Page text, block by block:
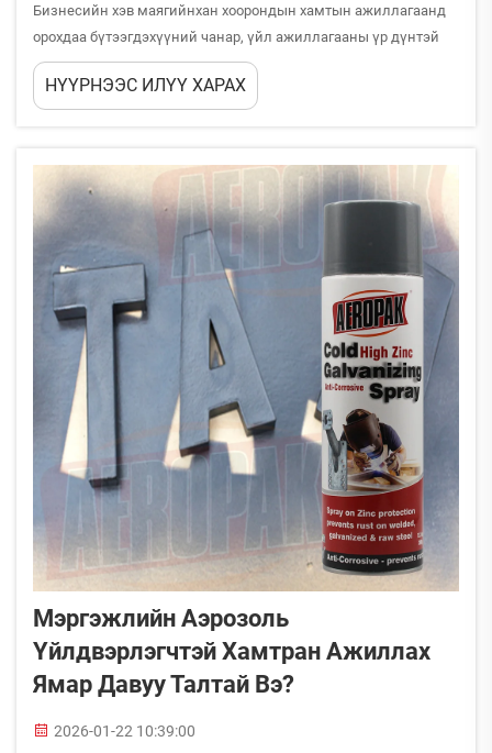
Бизнесийн хэв маягийнхан хоорондын хамтын ажиллагаанд
орохдаа бүтээгдэхүүний чанар, үйл ажиллагааны үр дүнтэй
байдлыг болон зах зээлийн амжилтыг ихэд нөлөөлөх олон
чухал хүчин зүйлсийг анхаарч, түрхэлтийн будаг үйлдвэрийг
НҮҮРНЭЭС ИЛҮҮ ХАРАХ
Мэргэжлийн Аэрозоль
Үйлдвэрлэгчтэй Хамтран Ажиллах
Ямар Давуу Талтай Вэ?
2026-01-22 10:39:00